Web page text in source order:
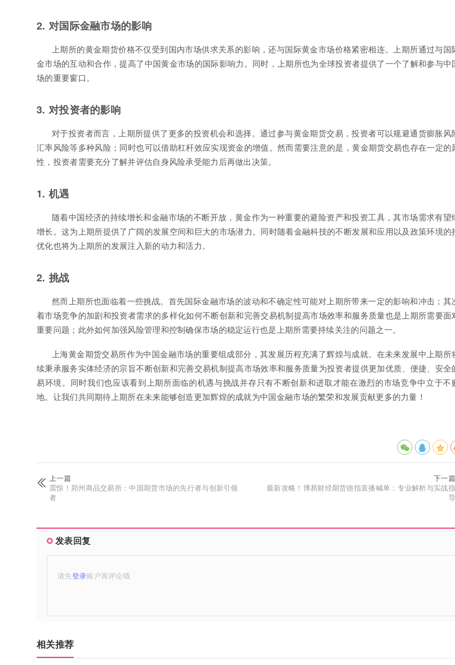
2. 对国际金融市场的影响
上期所的黄金期货价格不仅受到国内市场供求关系的影响，还与国际黄金市场价格紧密相连。上期所通过与国
金市场的互动和合作，提高了中国黄金市场的国际影响力。同时，上期所也为全球投资者提供了一个了解和参与中
场的重要窗口。
3. 对投资者的影响
对于投资者而言，上期所提供了更多的投资机会和选择。通过参与黄金期货交易，投资者可以规避通货膨胀风
汇率风险等多种风险；同时也可以借助杠杆效应实现资金的增值。然而需要注意的是，黄金期货交易也存在一定的
性，投资者需要充分了解并评估自身风险承受能力后再做出决策。
1. 机遇
随着中国经济的持续增长和金融市场的不断开放，黄金作为一种重要的避险资产和投资工具，其市场需求有望
增长。这为上期所提供了广阔的发展空间和巨大的市场潜力。同时随着金融科技的不断发展和应用以及政策环境的
优化也将为上期所的发展注入新的动力和活力。
2. 挑战
然而上期所也面临着一些挑战。首先国际金融市场的波动和不确定性可能对上期所带来一定的影响和冲击；其
着市场竞争的加剧和投资者需求的多样化如何不断创新和完善交易机制提高市场效率和服务质量也是上期所需要面
重要问题；此外如何加强风险管理和控制确保市场的稳定运行也是上期所需要持续关注的问题之一。
上海黄金期货交易所作为中国金融市场的重要组成部分，其发展历程充满了辉煌与成就。在未来发展中上期所
续秉承服务实体经济的宗旨不断创新和完善交易机制提高市场效率和服务质量为投资者提供更加优质、便捷、安全
易环境。同时我们也应该看到上期所面临的机遇与挑战并存只有不断创新和进取才能在激烈的市场竞争中立于不
地。让我们共同期待上期所在未来能够创造更加辉煌的成就为中国金融市场的繁荣和发展贡献更多的力量！
上一篇
震惊！郑州商品交易所：中国期货市场的先行者与创新引领
者
下一篇
最新攻略！博易财经期货德指直播喊单：专业解析与实战指
导
发表回复
请先登录账户再评论哦
相关推荐